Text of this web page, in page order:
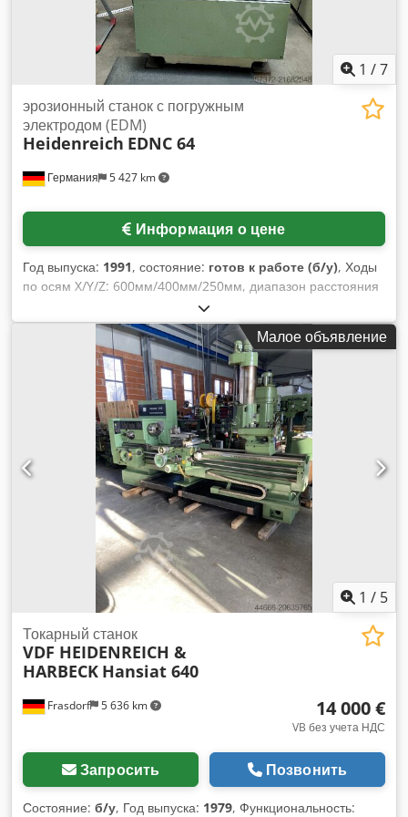
1 /7
Германия 5 427 km
эрозионный станок с погружным
электродом (EDM)
Heidenreich EDNC 64
Информация о цене
Год выпуска: 1991, состояние: готов к работе (б/у), Ходы
по осям X/Y/Z: 600мм/400мм/250мм, диапазон расстояния
стол-электрод: 420мм-670мм, размеры стола X/Y:
750мм/550мм, максимальный вес заготовки: 1000кг,
внутренние размеры рабочей ванны X/Y/Z:
900мм/630мм/400мм, объем рабочей ванны: 200л,
быстродействующий ход: 1200мм/мин, минимальный шаг
ввода: 0,001мм, плита подключения электрода: 220мм,
максимальный вес электрода: 75кг. Габариты станка X/Y/Z:
ок. 1850мм/2150мм/2550мм, вес: ок. 4100кг. Включает
охладительную установку, систему подачи жидкости,
автоматический огнетушитель и два блока питания.
Документация в наличии. Возможен осмотр на месте.
Chedpfx Aoyz Anyehuea
Малое объявление
1 / 5
Frasdorf 5 636 km
Токарный станок
VDF HEIDENREICH &
HARBECK Hansiat 640
14 000 €
VB без учета НДС
Запросить Позвонить
Состояние: б/у, Год выпуска: 1979, Функциональность: